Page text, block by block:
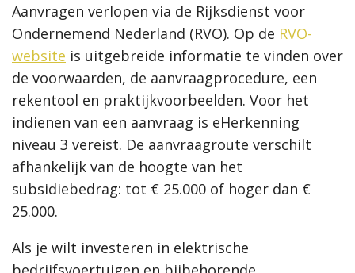
Aanvragen verlopen via de Rijksdienst voor
Ondernemend Nederland (RVO). Op de RVO-
website is uitgebreide informatie te vinden over
de voorwaarden, de aanvraagprocedure, een
rekentool en praktijkvoorbeelden. Voor het
indienen van een aanvraag is eHerkenning
niveau 3 vereist. De aanvraagroute verschilt
afhankelijk van de hoogte van het
subsidiebedrag: tot € 25.000 of hoger dan €
25.000.
Als je wilt investeren in elektrische